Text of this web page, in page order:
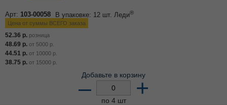
Арт: 103-00058 В упаковке: 12 шт. Леди®
Цена от суммы ВСЕГО заказа
52.36 р. розница
48.69 р. от 5000 р.
44.51 р. от 10000 р.
38.75 р. от 15000 р.
Добавьте в корзину
– +
по 4 шт